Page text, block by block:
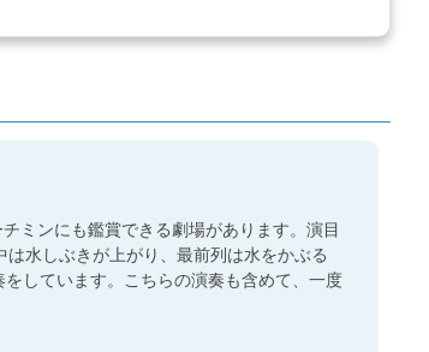
ミンにも鑑賞できる劇場があります。演目
水しぶきが上がり、最前列は水をかぶる
しています。こちらの演奏も含めて、一度